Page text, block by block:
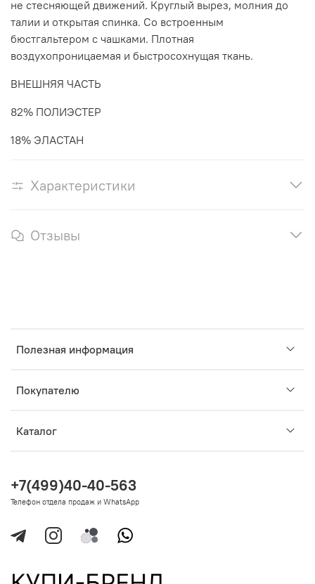
не стесняющей движений. Круглый вырез, молния до
талии и открытая спинка. Со встроенным
бюстгальтером с чашками. Плотная
воздухопроницаемая и быстросохнущая ткань.
ВНЕШНЯЯ ЧАСТЬ
82% ПОЛИЭСТЕР
18% ЭЛАСТАН
Характеристики
Отзывы
Полезная информация
Покупателю
Каталог
+7(499)40-40-563
Телефон отдела продаж и WhatsApp